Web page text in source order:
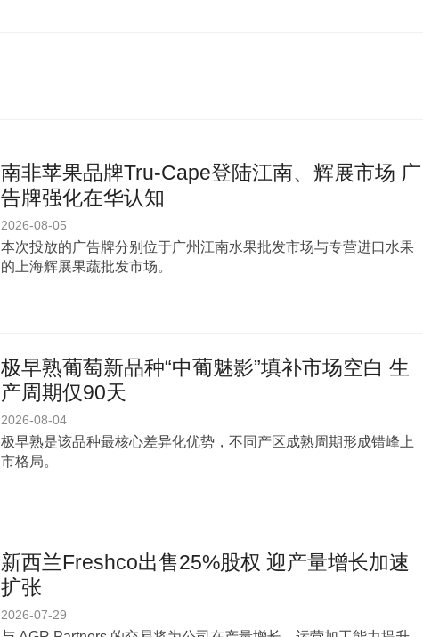
南非苹果品牌Tru-Cape登陆江南、辉展市场 广
告牌强化在华认知
2026-08-05
本次投放的广告牌分别位于广州江南水果批发市场与专营进口水果
的上海辉展果蔬批发市场。
极早熟葡萄新品种“中葡魅影”填补市场空白 生
产周期仅90天
2026-08-04
极早熟是该品种最核心差异化优势，不同产区成熟周期形成错峰上
市格局。
新西兰Freshco出售25%股权 迎产量增长加速
扩张
2026-07-29